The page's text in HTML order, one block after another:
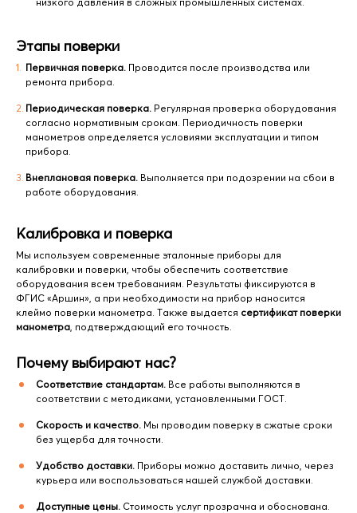
Этапы поверки
Первичная поверка. Проводится после производства или
ремонта прибора.
Периодическая поверка. Регулярная проверка оборудования
согласно нормативным срокам. Периодичность поверки
манометров определяется условиями эксплуатации и типом
прибора.
Внеплановая поверка. Выполняется при подозрении на сбои в
работе оборудования.
Калибровка и поверка
Мы используем современные эталонные приборы для
калибровки и поверки, чтобы обеспечить соответствие
оборудования всем требованиям. Результаты фиксируются в
ФГИС «Аршин», а при необходимости на прибор наносится
клеймо поверки манометра. Также выдается сертификат поверки
манометра, подтверждающий его точность.
Почему выбирают нас?
Соответствие стандартам. Все работы выполняются в
соответствии с методиками, установленными ГОСТ.
Скорость и качество. Мы проводим поверку в сжатые сроки
без ущерба для точности.
Удобство доставки. Приборы можно доставить лично, через
курьера или воспользоваться нашей службой доставки.
Доступные цены. Стоимость услуг прозрачна и обоснована.